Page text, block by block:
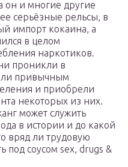
он и многие другие
серьёзные рельсы, в
импорт кокаина, а
в целом
наркотиков.
проникли в
привычным
и приобрели
некоторых из них.
может служить
в истории и до какой
вряд ли трудовую
под соусом sex, drugs &